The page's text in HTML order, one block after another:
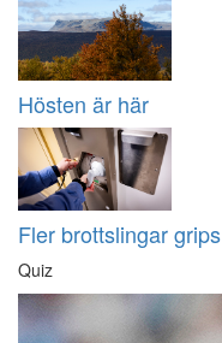
Hösten är här
Fler brottslingar grips
Quiz